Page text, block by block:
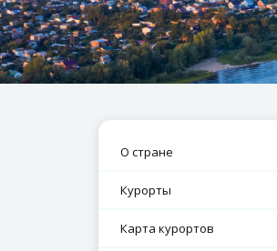
О стране
Курорты
Карта курортов